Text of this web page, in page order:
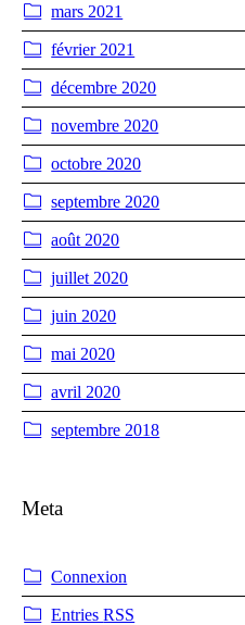
mars 2021
février 2021
décembre 2020
novembre 2020
octobre 2020
septembre 2020
août 2020
juillet 2020
juin 2020
mai 2020
avril 2020
septembre 2018
Meta
Connexion
EntriesRSS